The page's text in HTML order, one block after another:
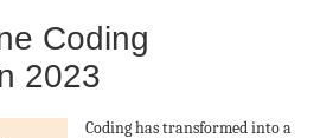
Coding
2023
Coding has transformed into a